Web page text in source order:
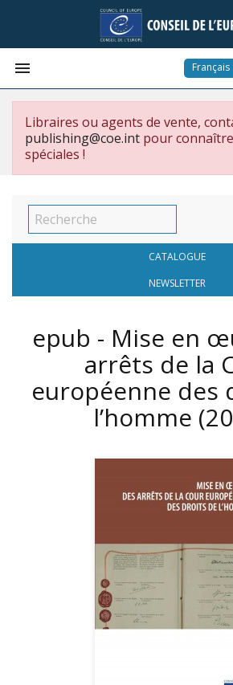
 Français
Libraires ou agents de vente,
publishing@coe.int pour
spéciales !
CATALOGUE
NEWSLETTER
epub - Mise en
arrêts de la
européenne des
l’homme